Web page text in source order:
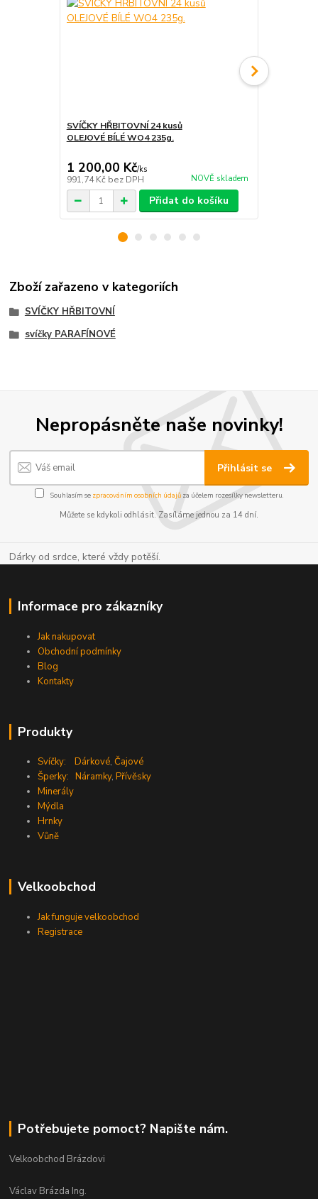
SVÍČKY HŘBITOVNÍ 24 kusů
OLEJOVÉ BÍLÉ WO4 235g.
1 200,00 Kč/ks
991,74 Kč bez DPH NOVĚ skladem
Přidat do košíku
Zboží zařazeno v kategoriích
SVÍČKY HŘBITOVNÍ
svíčky PARAFÍNOVÉ
Nepropásněte naše novinky!
Přihlásit se
Souhlasím se zpracováním osobních údajůza účelem rozesílky newsletteru.
Můžete se kdykoli odhlásit. Zasíláme jednou za 14 dní.
Dárky od srdce, které vždy potěší.
Informace pro zákazníky
Jak nakupovat
Obchodní podmínky
Blog
Kontakty
Produkty
Svíčky: Dárkové,Čajové
Šperky: Náramky,Přívěsky
Minerály
Mýdla
Hrnky
Vůně
Velkoobchod
Jak funguje velkoobchod
Registrace
Potřebujete pomoct? Napište nám.
Velkoobchod Brázdovi
Václav Brázda Ing.